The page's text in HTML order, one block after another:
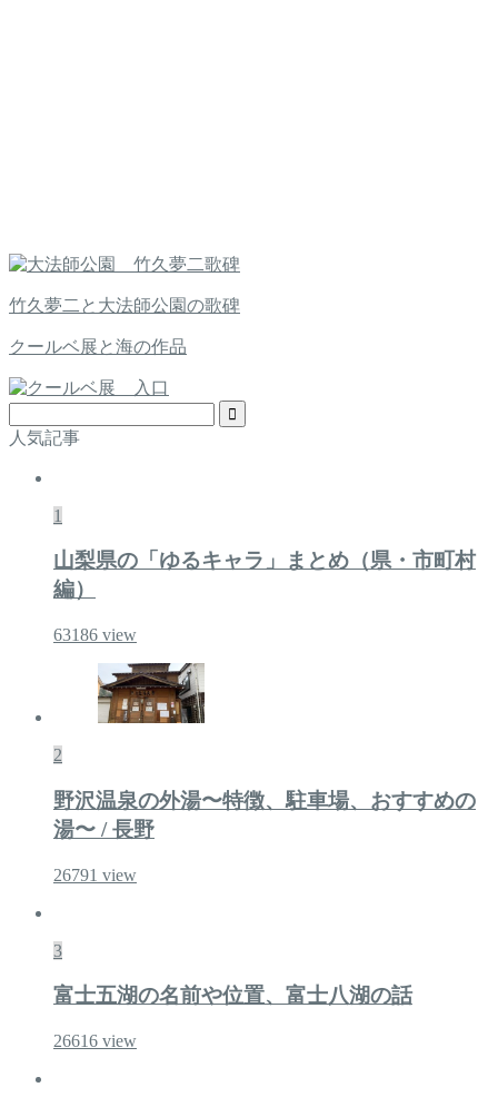
竹久夢二と大法師公園の歌碑
クールベ展と海の作品
人気記事
1
山梨県の「ゆるキャラ」まとめ（県・市町村
編）
63186 view
2
野沢温泉の外湯〜特徴、駐車場、おすすめの
湯〜 / 長野
26791 view
3
富士五湖の名前や位置、富士八湖の話
26616 view